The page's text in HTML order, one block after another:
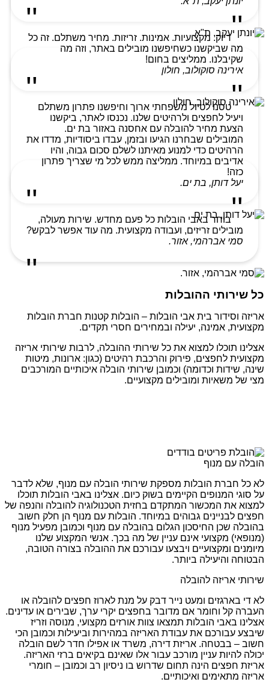
דיוק. מקצועיות. אמינות. זריזות. מחיר משתלם. זה כל
מה שביקשנו כשחיפשנו מובילים באתר, וזה מה
שקיבלנו. ממליצים בחום!
אירינה סוקולוב, חולון
טסנו לטיול משפחתי ארוך וחיפשנו פתרון משתלם
ויעיל לחפצים ולרהיטים שלנו. נכנסו לאתר, ביקשנו
הצעת מחיר להובלה עם אחסנה באזור בת ים.
המובילים שבחרנו הגיעו ובזמן, עבדו ביסודיות, מדדו את
הרהיטים כדי למנוע מאיתנו לשלם סכום גבוה, והיו
אדיבים במיוחד. ממליצה ממש לכל מי שצריך פתרון
כזה!
יעל דותן, בת ים.
בוחר באבי הובלות כל פעם מחדש. שירות מעולה,
מובילים זריזים, ועבודה מקצועית. מה עוד אפשר לבקש?
סמי אברהמי, אזור.
כל שירותי ההובלות
אריזה וסידור בית אבי הובלות – הובלות קטנות חברת הובלות
מקצועית, אמינה, יעילה ובמחירים חסרי תקדים.
אצלינו תוכלו למצוא את כל שירותי ההובלה, לרבות שירותי אריזה
מקצועית לחפצים, פירוק והרכבת רהיטים (כגון: ארונות, מיטות
שינה, שידות וכדומה) וכמובן שירותי הובלה איכותיים המורכבים
מצי של משאיות ומובילים מקצועיים.
הובלה עם מנוף
לא כל חברת הובלות מספקת שירותי הובלה עם מנוף, שלא לדבר
על סוגי המנופים הקיימים בשוק כיום. אצלינו באבי הובלות תוכלו
למצוא את המכשור המתקדם בחזית הטכנולוגיה להובלה והנפה של
חפצים לבניינים גבוהים במיוחד. הובלות עם מנוף הן חלק חשוב
בהובלה שכן החיסכון הגלום בהובלה עם מנוף וכמובן מפעיל מנוף
(מנופאי) מקצועי אינם עניין של מה בכך. אנשי המקצוע שלנו
מיומנים ומקצועיים ויבצעו עבורכם את ההובלה בצורה הטובה,
הבטוחה והיעילה ביותר.
שירותי אריזה להובלה
לא די בארגזים ומעט נייר דבק על מנת לארוז חפצים להובלה או
העברה קל וחומר אם מדובר בחפצים יקרי ערך, שבירים או עדינים.
אצלינו באבי הובלות תמצאו צוות אורזים מקצועי, מנוסה וזריז
שיבצע עבורכם את עבודת האריזה במהירות וביעילות וכמובן הכי
חשוב – בבטחה. אריזת דירה, משרד או אפילו חדר לשם הובלה
יכולה להיות עניין מורכב עבור אלו שאינם בקיאים ברזי האריזה.
אריזת חפצים הינה תחום שדרוש בו ניסיון רב וכמובן – חומרי
אריזה מתאימים ואיכותיים.